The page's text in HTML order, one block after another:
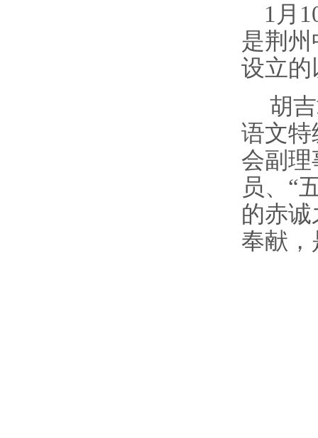
1月1
是荆
设立的
胡
语文特
会副
员、“
的赤
奉献